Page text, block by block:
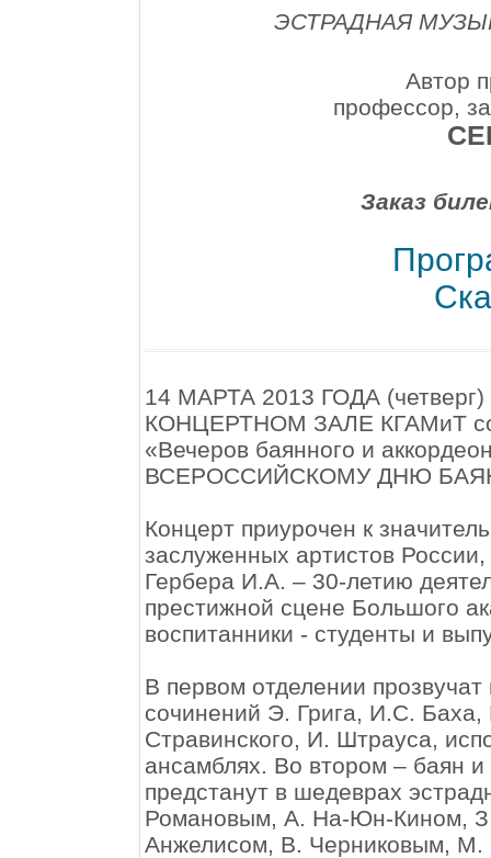
ЭСТРАДНАЯ
Автор
профессор,
Заказ
14 МАРТА 2013 ГОДА
КОНЦЕРТНОМ ЗАЛЕ КГАМиТ
«Вечеров баянного и
ВСЕРОССИЙСКОМУ ДНЮ
Концерт приурочен к
заслуженных артистов
Гербера И.А. – 30-летию
престижной сцене Большого
воспитанники - студенты и
В первом отделении
сочинений Э. Грига, И.С.
Стравинского, И. Штрауса,
ансамблях. Во втором – баян
предстанут в шедеврах
Романовым, А. На-Юн-Кином,
Анжелисом, В. Черниковым, М.